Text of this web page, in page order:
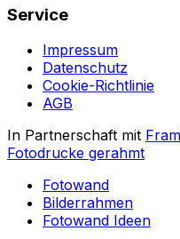
Service
Impressum
Datenschutz
Cookie-Richtlinie
AGB
In Partnerschaft mit
Fotodrucke gerahmt
Fotowand
Bilderrahmen
Fotowand Ideen